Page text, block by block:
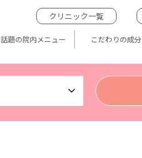
クリニック一覧
話題の院内メニュー こだわりの成分